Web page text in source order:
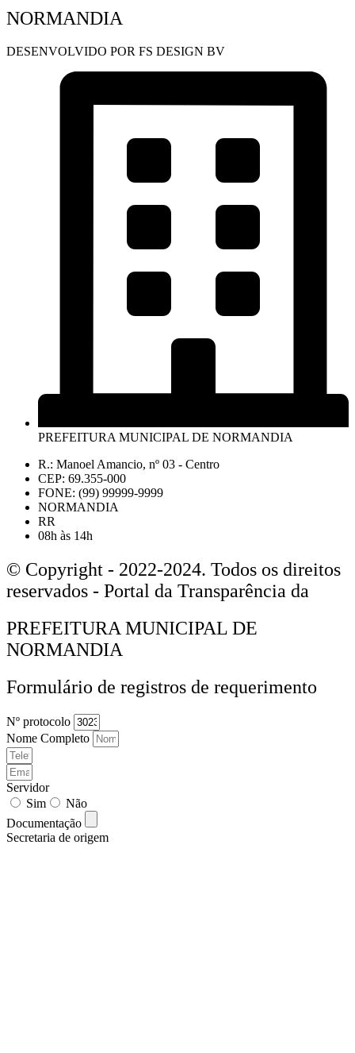
NORMANDIA
DESENVOLVIDO POR FS DESIGN BV
PREFEITURA MUNICIPAL DE NORMANDIA
R.: Manoel Amancio, nº 03 - Centro
CEP: 69.355-000
FONE: (99) 99999-9999
NORMANDIA
RR
08h às 14h
© Copyright - 2022-2024. Todos os direitos
reservados - Portal da Transparência da
PREFEITURA MUNICIPAL DE
NORMANDIA
Formulário de registros de requerimento
Nº protocolo
Nome Completo
Servidor
Sim
Não
Documentação
Secretaria de origem